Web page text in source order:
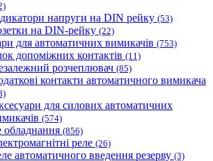
напруги на DIN рейку (53)
на DIN-рейку (22)
для автоматичних вимикачів (753)
допоміжних контактів (11)
розчеплювач (85)
контакти автоматичного вимикача
для силових автоматичних
(574)
обладнання (856)
реле (26)
автоматичного введення резерву (3)